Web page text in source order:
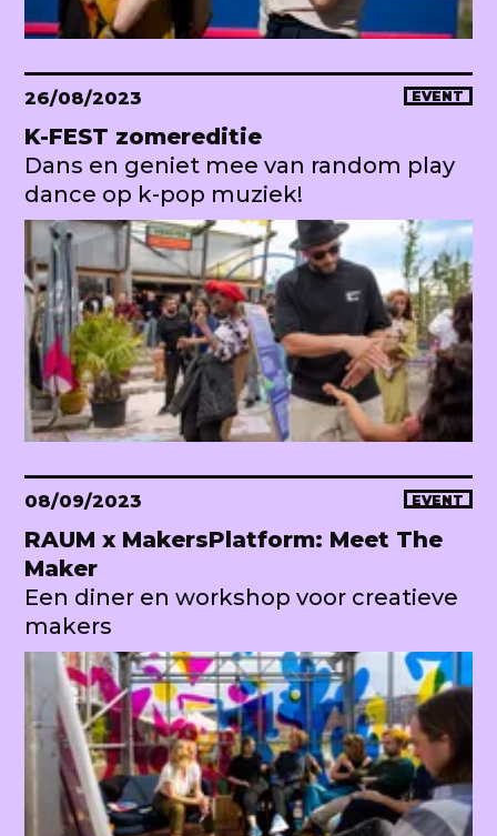
26/08/2023 EVENT
K-FEST zomereditie
Dans en geniet mee van random play
dance op k-pop muziek!
08/09/2023 EVENT
RAUM x MakersPlatform: Meet The
Maker
Een diner en workshop voor creatieve
makers